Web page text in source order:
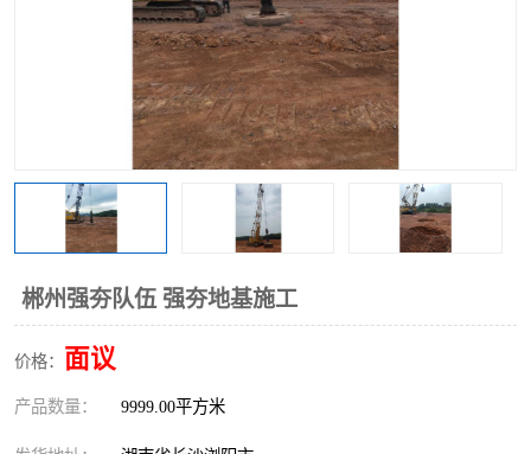
郴州强夯队伍 强夯地基施工
价格： 面议
产品数量： 9999.00平方米